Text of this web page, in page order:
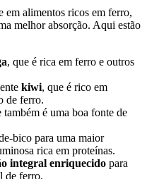
em alimentos ricos em ferro,
melhor absorção. Aqui estão
, que é rica em ferro e outros
kiwi, que é rico em
de ferro.
também é uma boa fonte de
bico para uma maior
rica em proteínas.
integral enriquecido para
de ferro.